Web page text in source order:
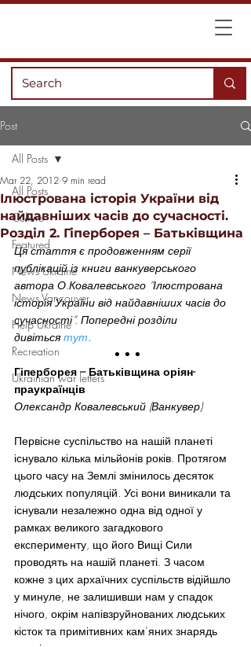
Post
All Posts
Culture
Featured
News Ukraine
News Vancouver
Help Ukraine
Recreation
Ukrainian war letters
All Posts
Ілюстрована історія України від
найдавніших часів до сучасності.
Розділ 2. Гіперборея – Батьківщина
Mar 22, 2012 9 min read
Ця стаття є продовженням серії
публікацій із книги ванкуверського
автора О.Ковалевського “Ілюстрована
історія України від найдавніших часів до
сучасності”. Попередні розділи
дивіться тут.
• • •
Гіперборея – Батьківщина оріян-
праукраїнців
Олександр Ковалевський (Ванкувер)
Первісне суспільство на нашій планеті
існувало кілька мільйонів років. Протягом
цього часу на Землі змінилось десяток
людських популяцій. Усі вони виникали та
існували незалежно одна від одної у
рамках великого загадкового
експерименту, що його Вищі Сили
проводять на нашій планеті. З часом
кожне з цих архаїчних суспільств відійшло
у минуле, не залишивши нам у спадок
нічого, окрім напівзруйнованих людських
кісток та примітивних кам’яних знарядь